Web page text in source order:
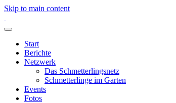
Skip to main content
Start
Berichte
Netzwerk
Das Schmetterlingsnetz
Schmetterlinge im Garten
Events
Fotos